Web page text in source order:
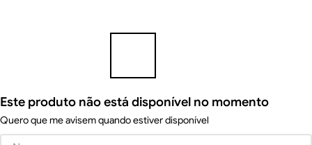
Este produto não está disponível no momento
Quero que me avisem quando estiver disponível